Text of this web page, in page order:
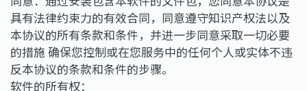
具有法律约束力的有效合同，同意遵守知识产权法以及
本协议的所有条款和条件，并进一步同意采取一切必要
的措施 确保您控制或在您服务中的任何个人或实体不违
反本协议的条款和条件的步骤。
软件的所有权：